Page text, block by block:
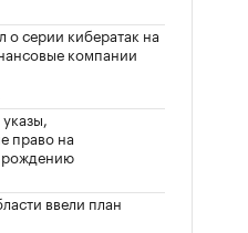
серии кибератак на
компании
право на
рождению
ввели план